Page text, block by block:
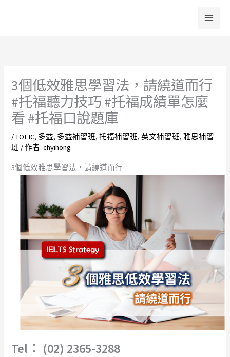
3個低效雅思學習法，請繞道而行
#托福聽力技巧 #托福成績單怎麼
看 #托福口說題庫
/TOEIC, 多益, 多益補習班,托福補習班,英文補習班,雅思補習
班 / 作者:chyihong
3個低效雅思學習法，請繞道而行
Tel︰ (02) 2365-3288